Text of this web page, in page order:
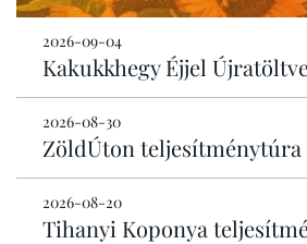
2026-09-04
Kakukkhegy Éjjel
2026-08-30
ZöldÚton teljesítménytúra
2026-08-20
Tihanyi Koponya